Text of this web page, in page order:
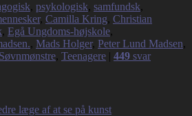
, psykologisk, samfundsk,
, Camilla Kring, Christian
, Egå Ungdoms-højskole,
, Mads Holger, Peter Lund Madsen,
Søvnmønstre, Teenagere | 449 svar